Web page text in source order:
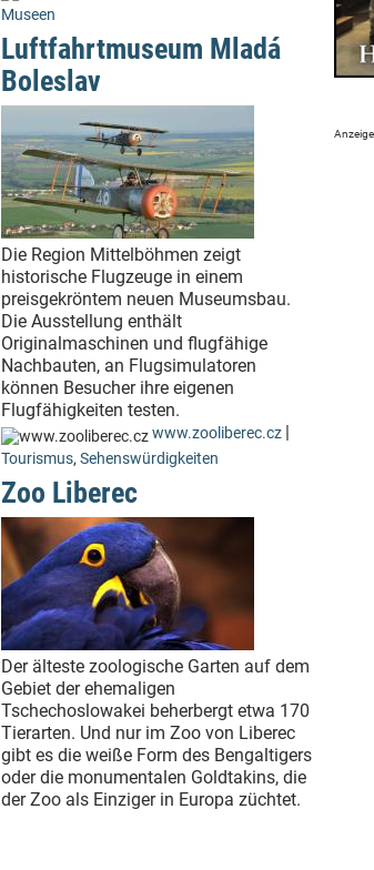
Museen
Luftfahrtmuseum Mladá
Boleslav
Die Region Mittelböhmen zeigt
historische Flugzeuge in einem
preisgekröntem neuen Museumsbau.
Die Ausstellung enthält
Originalmaschinen und flugfähige
Nachbauten, an Flugsimulatoren
können Besucher ihre eigenen
Flugfähigkeiten testen.
www.zooliberec.cz |
Tourismus, Sehenswürdigkeiten
Zoo Liberec
Der älteste zoologische Garten auf dem
Gebiet der ehemaligen
Tschechoslowakei beherbergt etwa 170
Tierarten. Und nur im Zoo von Liberec
gibt es die weiße Form des Bengaltigers
oder die monumentalen Goldtakins, die
der Zoo als Einziger in Europa züchtet.